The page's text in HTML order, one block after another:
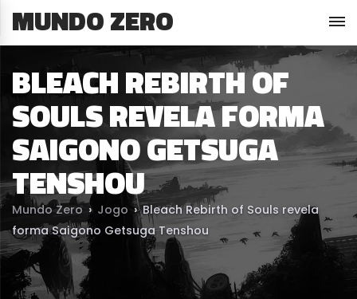
MUNDO ZERO
BLEACH REBIRTH OF
SOULS REVELA FORMA
SAIGONO GETSUGA
TENSHOU
Mundo Zero › Jogo › Bleach Rebirth of Souls revela
forma Saigono Getsuga Tenshou